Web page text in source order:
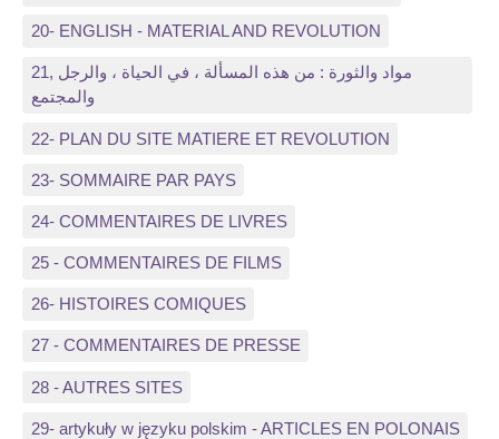
20- ENGLISH - MATERIAL AND REVOLUTION
21, مواد والثورة : من هذه المسألة ، في الحياة ، والرجل
والمجتمع
22- PLAN DU SITE MATIERE ET REVOLUTION
23- SOMMAIRE PAR PAYS
24- COMMENTAIRES DE LIVRES
25 - COMMENTAIRES DE FILMS
26- HISTOIRES COMIQUES
27 - COMMENTAIRES DE PRESSE
28 - AUTRES SITES
29- artykuły w języku polskim - ARTICLES EN POLONAIS